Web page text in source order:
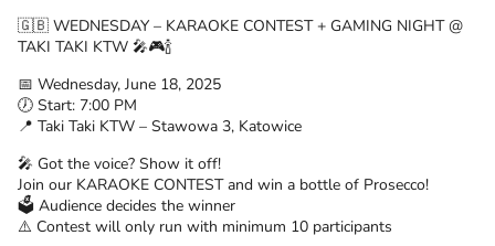
🇬🇧 WEDNESDAY – KARAOKE CONTEST + GAMING NIGHT @
TAKI TAKI KTW 🎤🎮🍾
📅 Wednesday, June 18, 2025
🕖 Start: 7:00 PM
📍 Taki Taki KTW – Stawowa 3, Katowice
🎤 Got the voice? Show it off!
Join our KARAOKE CONTEST and win a bottle of Prosecco!
🗳️ Audience decides the winner
⚠️ Contest will only run with minimum 10 participants